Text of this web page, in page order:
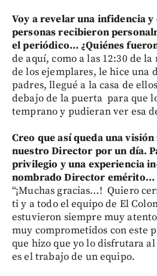
Voy a revelar una infidencia y
personas recibieron
el periódico… ¿Quiénes
de aquí, como a las 12:30 de
de los ejemplares, le hice una
padres, llegué a la casa de
debajo de la puerta para que
temprano y pudieran ver esa
Creo que así queda una
nuestro Director por un día.
privilegio y una experiencia
nombrado Director emérito…
“¡Muchas gracias…! Quiero
ti y a todo el equipo de El
estuvieron siempre muy
muy comprometidos con este
que hizo que yo lo disfrutara
es el trabajo de un equipo.